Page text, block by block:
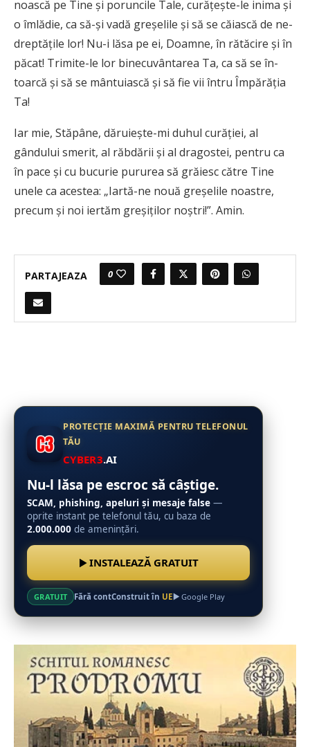
noas­­că pe Tine și poruncile Tale, cu­rățește-le inima și
o îmlădie, ca să-și vadă greșelile și să se căiască de ne­
dreptățile lor! Nu-i lăsa pe ei, Doam­ne, în rătăcire și în
păcat! Trimite-le lor binecuvântarea Ta, ca să se în­
toarcă și să se mântuiască și să fie vii întru Împărăția
Ta!
Iar mie, Stăpâne, dăruiește-mi duhul curăției, al
gândului smerit, al răbdării și al dragostei, pentru ca
în pace și cu bucurie pururea să gră­iesc către Tine
unele ca acestea: „Iartă-ne nouă greșe­lile noastre,
precum și noi iertăm gre­șiților noștri!”. Amin.
PARTAJEAZA 0
PROTECȚIE MAXIMĂ PENTRU TELEFONUL
TĂU
CYBER3.AI
Nu-l lăsa pe escroc să câștige.
SCAM, phishing, apeluri și mesaje false —
oprite instant pe telefonul tău, cu baza de
2.000.000 de amenințări.
INSTALEAZĂ GRATUIT
GRATUIT Fără contConstruit în UE Google Play